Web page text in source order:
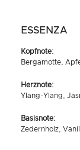
ESSENZA
Kopfnote:
Bergamotte,
Herznote:
Ylang-Ylang,
Basisnote:
Zedernholz,